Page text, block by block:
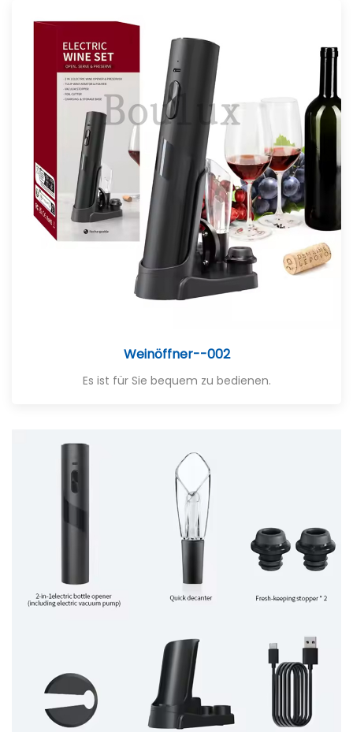
Weinöffner--002
Es ist für Sie bequem zu bedienen.